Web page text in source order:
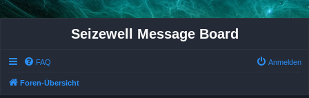
Seizewell Message Board
FAQ Anmelden
Foren-Übersicht